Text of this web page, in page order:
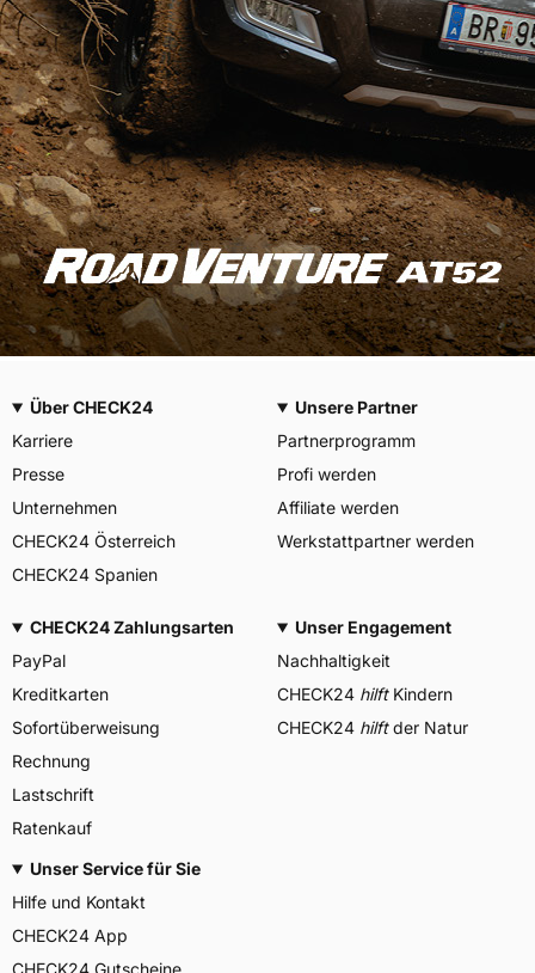
Über CHECK24
Karriere
Presse
Unternehmen
CHECK24 Österreich
CHECK24 Spanien
Unsere Partner
Partnerprogramm
Profi werden
Affiliate werden
Werkstattpartner werden
CHECK24 Zahlungsarten
PayPal
Kreditkarten
Sofortüberweisung
Rechnung
Lastschrift
Ratenkauf
Unser Engagement
Nachhaltigkeit
CHECK24 hilftKindern
CHECK24 hilftder Natur
Unser Service für Sie
Hilfe und Kontakt
CHECK24 App
CHECK24 Gutscheine